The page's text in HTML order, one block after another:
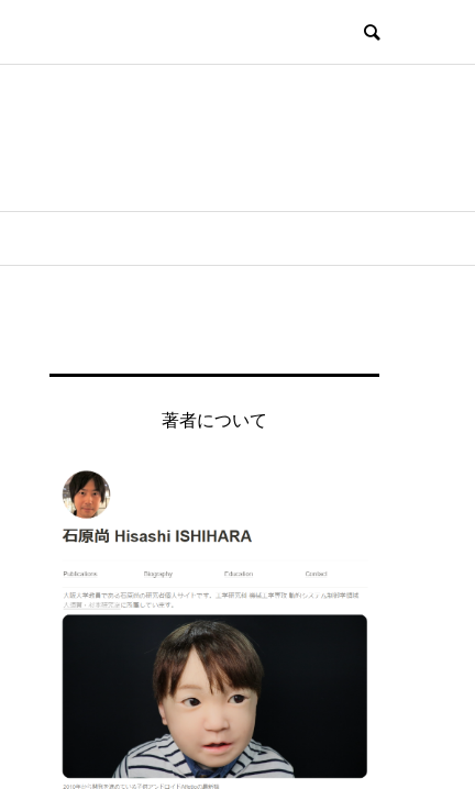
著者について